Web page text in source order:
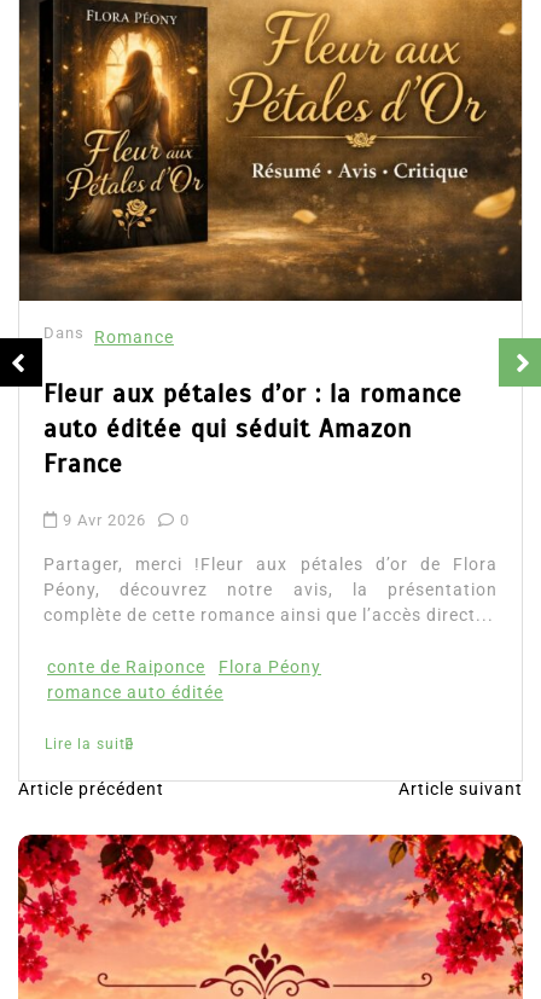
Dans Romance
Collector Dear You (Intégrale) –
résumé et avis
16 Fév 2025
d’Emily Blaine. Voici le résumé du roman, les avis
ainsi que l’accès direct au livre. Partager,...
Lire la suite
a
v
i
g